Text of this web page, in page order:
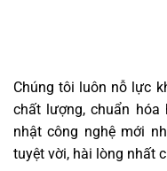
Chúng tôi luôn nỗ lực
chất lượng, chuẩn hóa
nhật công nghệ mới
tuyệt vời, hài lòng nhất